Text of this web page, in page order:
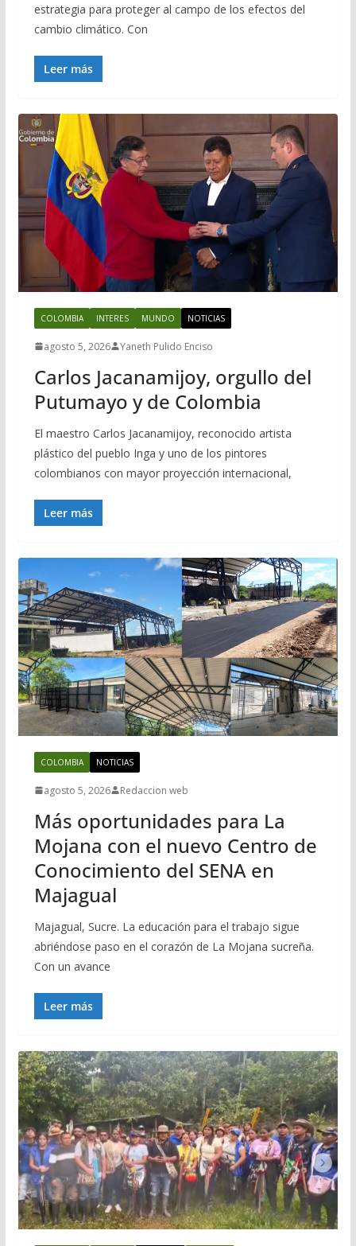
estrategia para proteger al campo de los efectos del
cambio climático. Con
Leer más
COLOMBIA INTERES MUNDO NOTICIAS
agosto 5, 2026 Yaneth Pulido Enciso
Carlos Jacanamijoy, orgullo del
Putumayo y de Colombia
El maestro Carlos Jacanamijoy, reconocido artista
plástico del pueblo Inga y uno de los pintores
colombianos con mayor proyección internacional,
Leer más
COLOMBIA NOTICIAS
agosto 5, 2026 Redaccion web
Más oportunidades para La
Mojana con el nuevo Centro de
Conocimiento del SENA en
Majagual
Majagual, Sucre. La educación para el trabajo sigue
abriéndose paso en el corazón de La Mojana sucreña.
Con un avance
Leer más